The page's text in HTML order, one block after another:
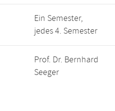
Ein Semester,
jedes 4. Semester
Prof. Dr. Bernhard
Seeger